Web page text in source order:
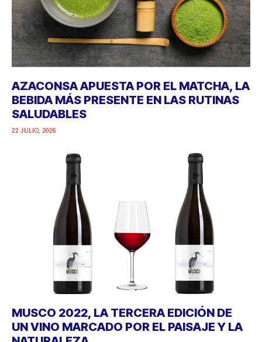
AZACONSA APUESTA POR EL MATCHA, LA
BEBIDA MÁS PRESENTE EN LAS RUTINAS
SALUDABLES
22 JULIO, 2026
MUSCO 2022, LA TERCERA EDICIÓN DE
UN VINO MARCADO POR EL PAISAJE Y LA